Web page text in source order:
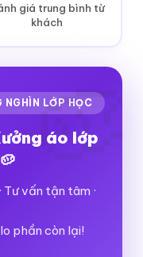
giá trung bình từ
khách
LỚP HỌC
áo lớp
Tư vấn tận tâm ·
phần còn lại!